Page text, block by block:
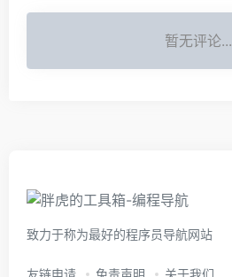
暂无评论...
致力于称为最好的程序员导航网站
友链申请 免责声明 关于我们